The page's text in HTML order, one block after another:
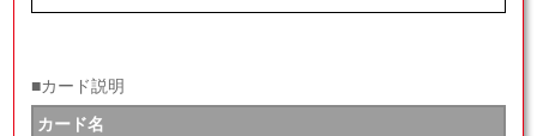
■カード説明
カード名